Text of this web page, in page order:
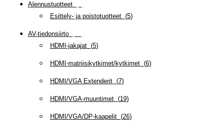
Alennustuotteet(
Esittely- ja poistotuotteet(5)
AV-tiedonsiirto(
HDMI-jakajat(5)
HDMI-matriisikytkimet/kytkimet(6)
HDMI/VGA Extenderit(7)
HDMI/VGA-muuntimet(19)
HDMI/VGA/DP-kaapelit(26)